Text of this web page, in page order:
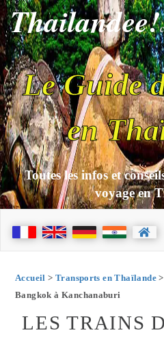
Thailandee!
Le Guide
en
Toutes les infos et
voyage en
Accueil > Transports en Thaïlande
Bangkok à Kanchanaburi
LES TRAINS